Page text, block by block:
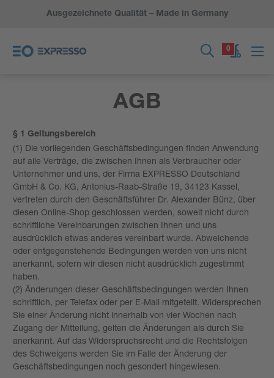
Ausgezeichnete Qualität – Made in Germany
0
AGB
§ 1 Geltungsbereich
(1) Die vorliegenden Geschäftsbedingungen finden Anwendung
auf alle Verträge, die zwischen Ihnen als Verbraucher oder
Unternehmer und uns, der Firma EXPRESSO Deutschland
GmbH & Co. KG, Antonius-Raab-Straße 19, 34123 Kassel,
vertreten durch den Geschäftsführer Dr. Alexander Bünz, über
diesen Online-Shop geschlossen werden, soweit nicht durch
schriftliche Vereinbarungen zwischen Ihnen und uns
ausdrücklich etwas anderes vereinbart wurde. Abweichende
oder entgegenstehende Bedingungen werden von uns nicht
anerkannt, sofern wir diesen nicht ausdrücklich zugestimmt
haben.
(2) Änderungen dieser Geschäftsbedingungen werden Ihnen
schriftlich, per Telefax oder per E-Mail mitgeteilt. Widersprechen
Sie einer Änderung nicht innerhalb von vier Wochen nach
Zugang der Mitteilung, gelten die Änderungen als durch Sie
anerkannt. Auf das Widerspruchsrecht und die Rechtsfolgen
des Schweigens werden Sie im Falle der Änderung der
Geschäftsbedingungen noch gesondert hingewiesen.